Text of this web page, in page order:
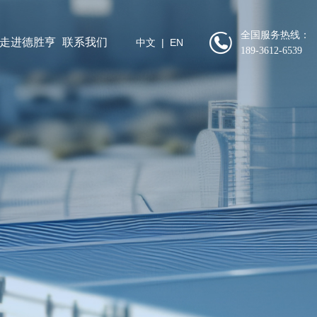
走进德胜亨 联系我们 中文 | EN
全国服务热线：
189-3612-6539